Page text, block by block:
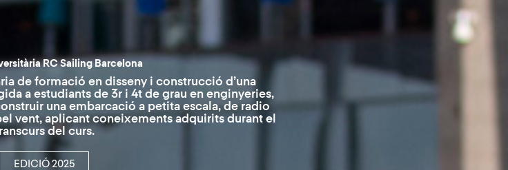
RC Sailing Barcelona
de formació en disseny i construcció d’una
a estudiants de 3r i 4t de grau en enginyeries,
una embarcació a petita escala, de radio
vent, aplicant coneixements adquirits durant el
del curs.
EDICIÓ 2025